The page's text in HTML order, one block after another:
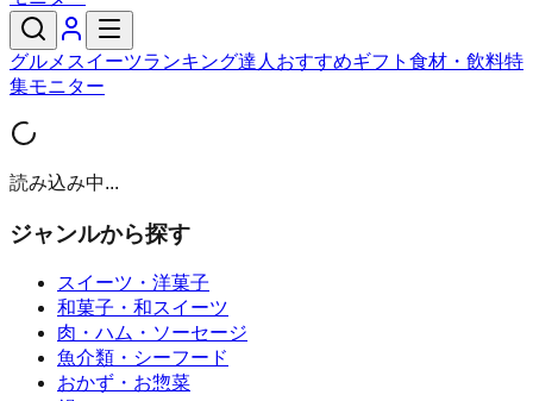
グルメ スイーツランキング達人おすすめギフト 食材・飲料特
集モニター
読み込み中...
ジャンルから探す
スイーツ・洋菓子
和菓子・和スイーツ
肉・ハム・ソーセージ
魚介類・シーフード
おかず・お惣菜